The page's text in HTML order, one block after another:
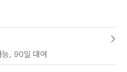
능, 90일 대여